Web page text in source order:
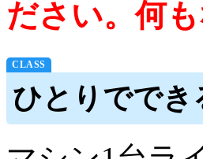
ださい。何
ひとりでで